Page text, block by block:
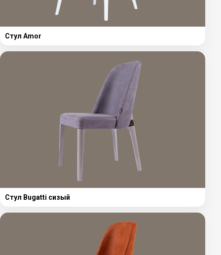
Стул Amor
Стул Bugatti сизый